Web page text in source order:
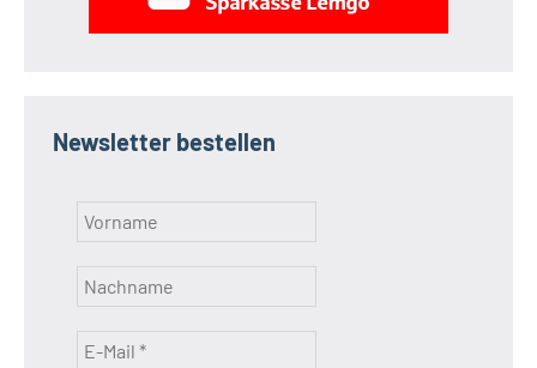
Newsletter bestellen